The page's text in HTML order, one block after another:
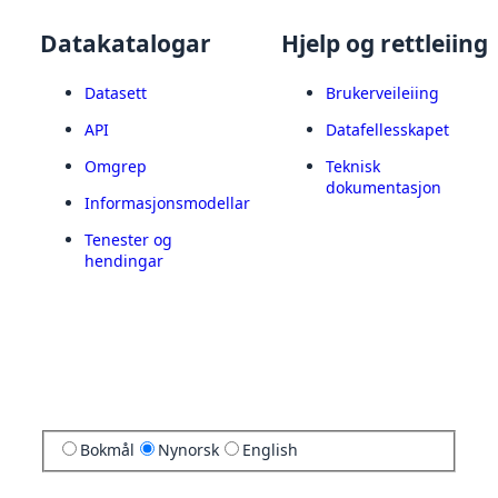
Datakatalogar
Datasett
API
Omgrep
Informasjonsmodellar
Tenester og
hendingar
Hjelp og rettleiing
Brukerveileiing
Datafellesskapet
Teknisk
dokumentasjon
Bokmål Nynorsk English